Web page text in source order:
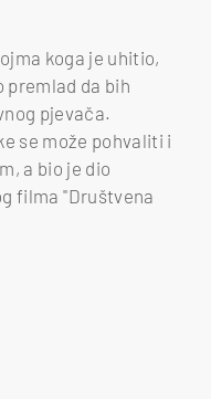
koga je uhitio,
premlad da bih
pjevača.
se može pohvaliti i
a bio je dio
filma ''Društvena